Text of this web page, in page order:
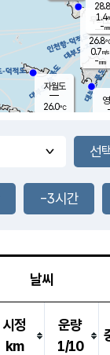
풍도
0.7m/s
무의도
26.8
0.7m/s
-mm
자월도
26.0℃
28.8
1.4
-mm
-3시간
날씨
시정
km
운량
1/10